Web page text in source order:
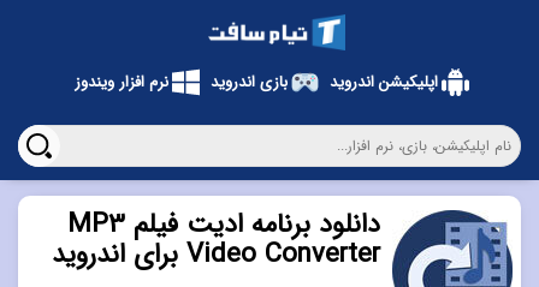
دانلود برنامه ادیت فیلم MP3
Video Converter برای اندروید
اپلیکیشن اندروید بازی اندروید نرم افزار ویندوز